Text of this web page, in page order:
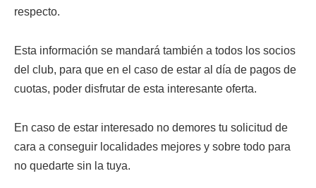
respecto.
Esta información se mandará también a todos los socios
del club, para que en el caso de estar al día de pagos de
cuotas, poder disfrutar de esta interesante oferta.
En caso de estar interesado no demores tu solicitud de
cara a conseguir localidades mejores y sobre todo para
no quedarte sin la tuya.